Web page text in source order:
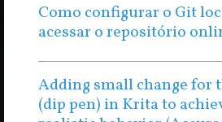
Como configurar o Git
acessar o repositório
Adding small change for
(dip pen) in Krita to